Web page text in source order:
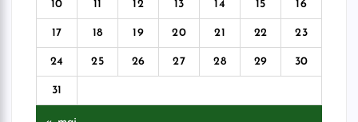
10 11 12 13 14 15 16
17 18 19 20 21 22 23
24 25 26 27 28 29 30
31